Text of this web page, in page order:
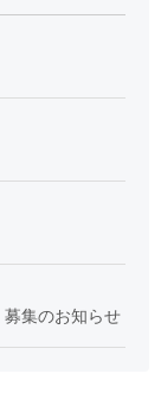
集のお知らせ